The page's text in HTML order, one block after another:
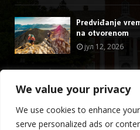
We value your privacy
We use cookies to enhance
serve personalized ads or
Predviđanje
na otvorenom
јул 12, 2026
@2023 -
O nama